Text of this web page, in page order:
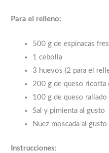
Para el relleno:
500 g de espinacas
1 cebolla
3 huevos (2 para el
200 g de queso ricotta
100 g de queso
Sal y pimienta al gusto
Nuez moscada al gusto
Instrucciones: